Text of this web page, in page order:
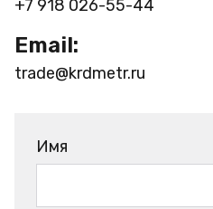
+7 918 026-55-44
Email:
trade@krdmetr.ru
Имя